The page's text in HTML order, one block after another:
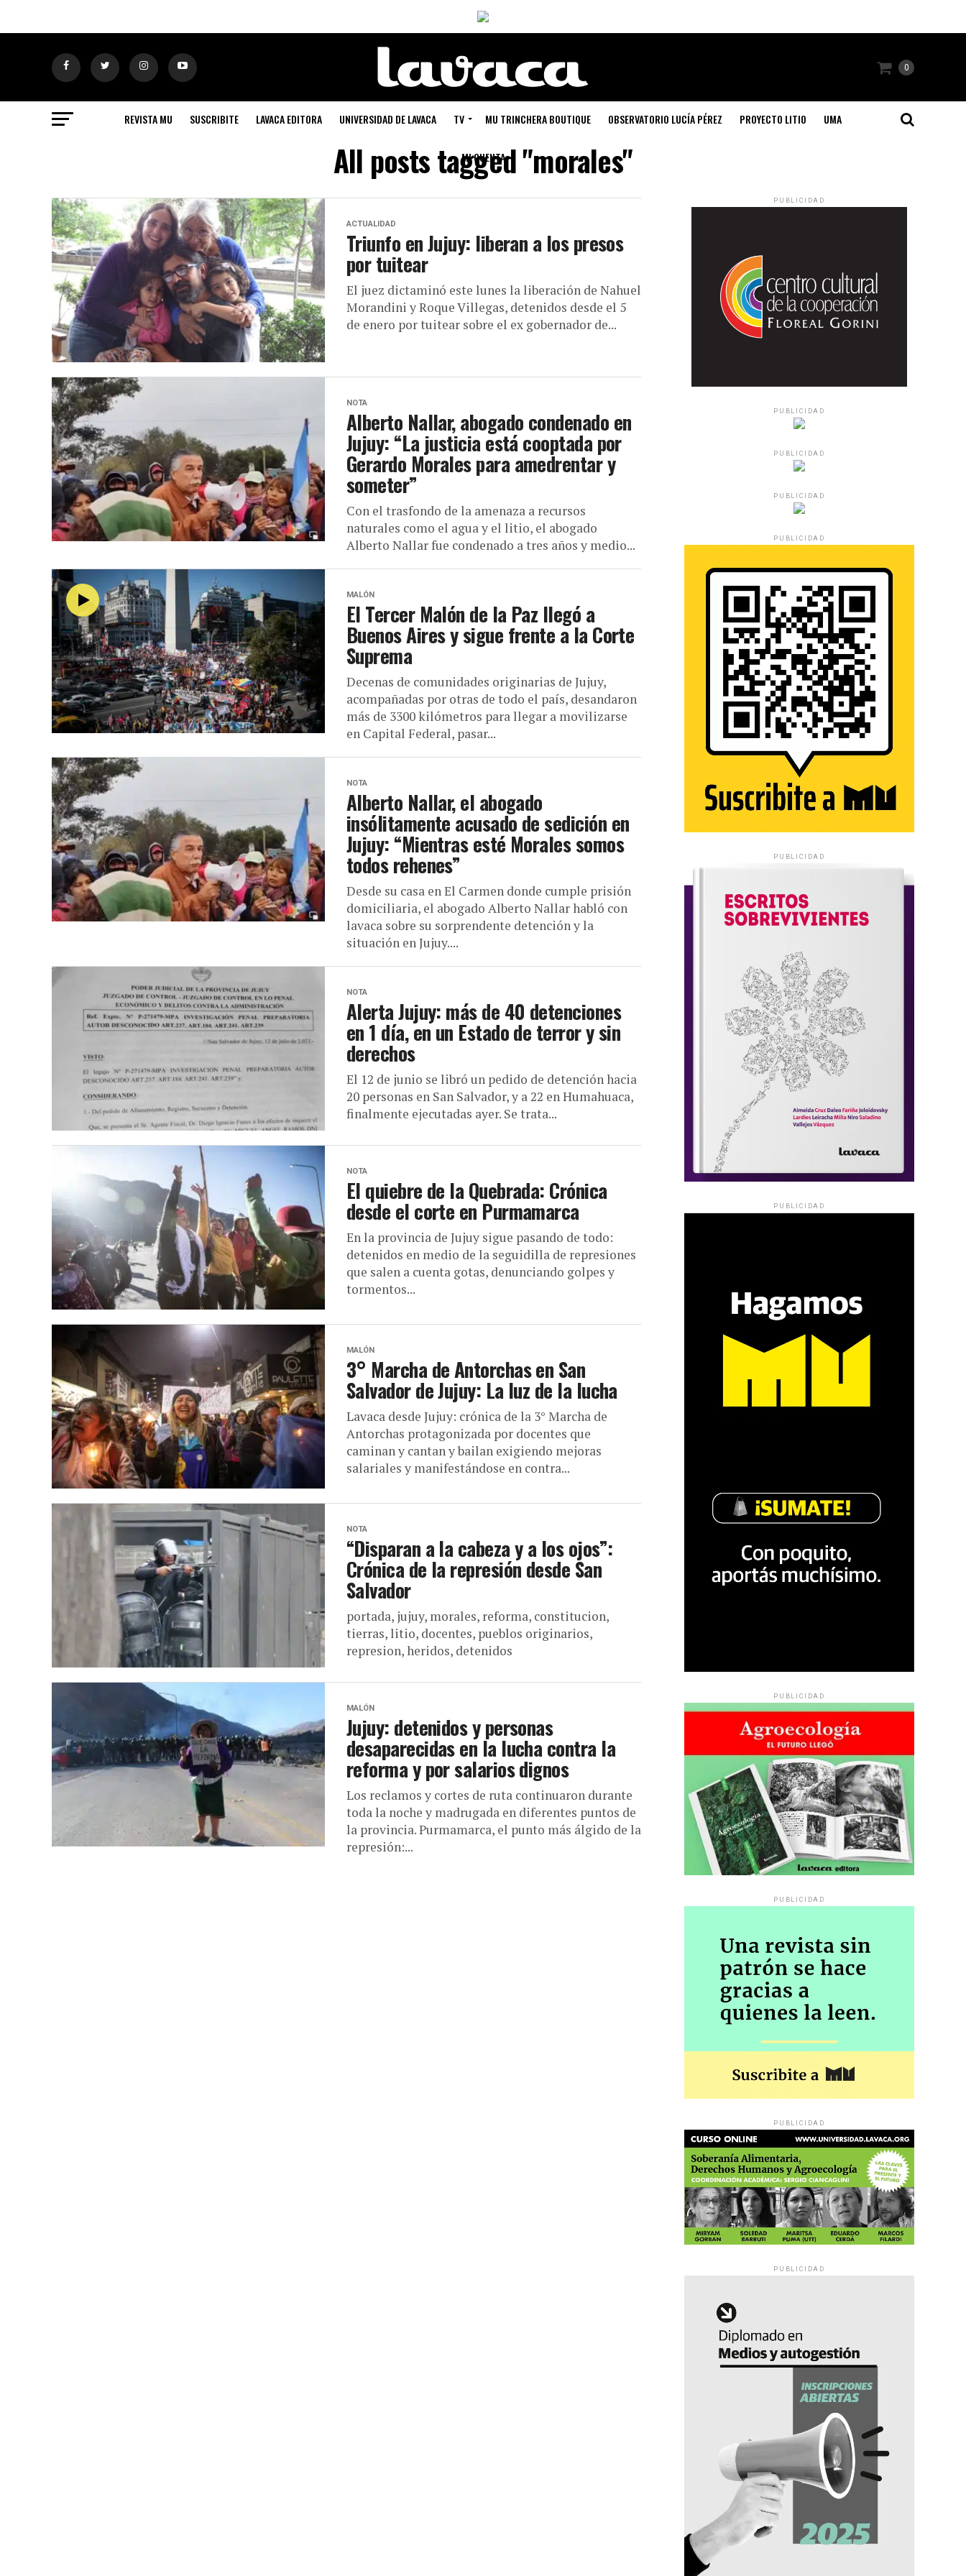
0
REVISTA MU SUSCRIBITE LAVACA EDITORA UNIVERSIDAD DE LAVACA TV MU TRINCHERA BOUTIQUE OBSERVATORIO LUCÍA PÉREZ PROYECTO LITIO UMA
MI CUENTA
All posts tagged "morales"
ACTUALIDAD
Triunfo en Jujuy: liberan a los presos
por tuitear
El juez dictaminó este lunes la liberación de Nahuel
Morandini y Roque Villegas, detenidos desde el 5
de enero por tuitear sobre el ex gobernador de...
NOTA
Alberto Nallar, abogado condenado en
Jujuy: “La justicia está cooptada por
Gerardo Morales para amedrentar y
someter”
Con el trasfondo de la amenaza a recursos
naturales como el agua y el litio, el abogado
Alberto Nallar fue condenado a tres años y medio...
MALÓN
El Tercer Malón de la Paz llegó a
Buenos Aires y sigue frente a la Corte
Suprema
Decenas de comunidades originarias de Jujuy,
acompañadas por otras de todo el país, desandaron
más de 3300 kilómetros para llegar a movilizarse
en Capital Federal, pasar...
NOTA
Alberto Nallar, el abogado
insólitamente acusado de sedición en
Jujuy: “Mientras esté Morales somos
todos rehenes”
Desde su casa en El Carmen donde cumple prisión
domiciliaria, el abogado Alberto Nallar habló con
lavaca sobre su sorprendente detención y la
situación en Jujuy....
NOTA
Alerta Jujuy: más de 40 detenciones
en 1 día, en un Estado de terror y sin
derechos
El 12 de junio se libró un pedido de detención hacia
20 personas en San Salvador, y a 22 en Humahuaca,
finalmente ejecutadas ayer. Se trata...
NOTA
El quiebre de la Quebrada: Crónica
desde el corte en Purmamarca
En la provincia de Jujuy sigue pasando de todo:
detenidos en medio de la seguidilla de represiones
que salen a cuenta gotas, denunciando golpes y
tormentos...
MALÓN
3° Marcha de Antorchas en San
Salvador de Jujuy: La luz de la lucha
Lavaca desde Jujuy: crónica de la 3° Marcha de
Antorchas protagonizada por docentes que
caminan y cantan y bailan exigiendo mejoras
salariales y manifestándose en contra...
NOTA
“Disparan a la cabeza y a los ojos”:
Crónica de la represión desde San
Salvador
portada, jujuy, morales, reforma, constitucion,
tierras, litio, docentes, pueblos originarios,
represion, heridos, detenidos
MALÓN
Jujuy: detenidos y personas
desaparecidas en la lucha contra la
reforma y por salarios dignos
Los reclamos y cortes de ruta continuaron durante
toda la noche y madrugada en diferentes puntos de
la provincia. Purmamarca, el punto más álgido de la
represión:...
PUBLICIDAD
PUBLICIDAD
PUBLICIDAD
PUBLICIDAD
PUBLICIDAD
PUBLICIDAD
PUBLICIDAD
PUBLICIDAD
PUBLICIDAD
PUBLICIDAD
PUBLICIDAD